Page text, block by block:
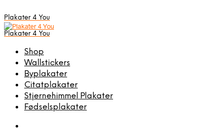
Plakater 4 You
Plakater 4 You
Shop
Wallstickers
Byplakater
Citatplakater
Stjernehimmel Plakater
Fødselsplakater